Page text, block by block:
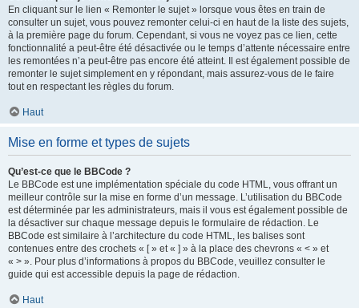
En cliquant sur le lien « Remonter le sujet » lorsque vous êtes en train de
consulter un sujet, vous pouvez remonter celui-ci en haut de la liste des sujets,
à la première page du forum. Cependant, si vous ne voyez pas ce lien, cette
fonctionnalité a peut-être été désactivée ou le temps d’attente nécessaire entre
les remontées n’a peut-être pas encore été atteint. Il est également possible de
remonter le sujet simplement en y répondant, mais assurez-vous de le faire
tout en respectant les règles du forum.
Haut
Mise en forme et types de sujets
Qu’est-ce que le BBCode ?
Le BBCode est une implémentation spéciale du code HTML, vous offrant un
meilleur contrôle sur la mise en forme d’un message. L’utilisation du BBCode
est déterminée par les administrateurs, mais il vous est également possible de
la désactiver sur chaque message depuis le formulaire de rédaction. Le
BBCode est similaire à l’architecture du code HTML, les balises sont
contenues entre des crochets « [ » et « ] » à la place des chevrons « < » et
« > ». Pour plus d’informations à propos du BBCode, veuillez consulter le
guide qui est accessible depuis la page de rédaction.
Haut